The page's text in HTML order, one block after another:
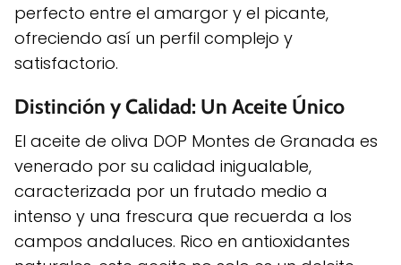
perfecto entre el amargor y el picante,
ofreciendo así un perfil complejo y
satisfactorio.
Distinción y Calidad: Un Aceite Único
El aceite de oliva DOP Montes de Granada es
venerado por su calidad inigualable,
caracterizada por un frutado medio a
intenso y una frescura que recuerda a los
campos andaluces. Rico en antioxidantes